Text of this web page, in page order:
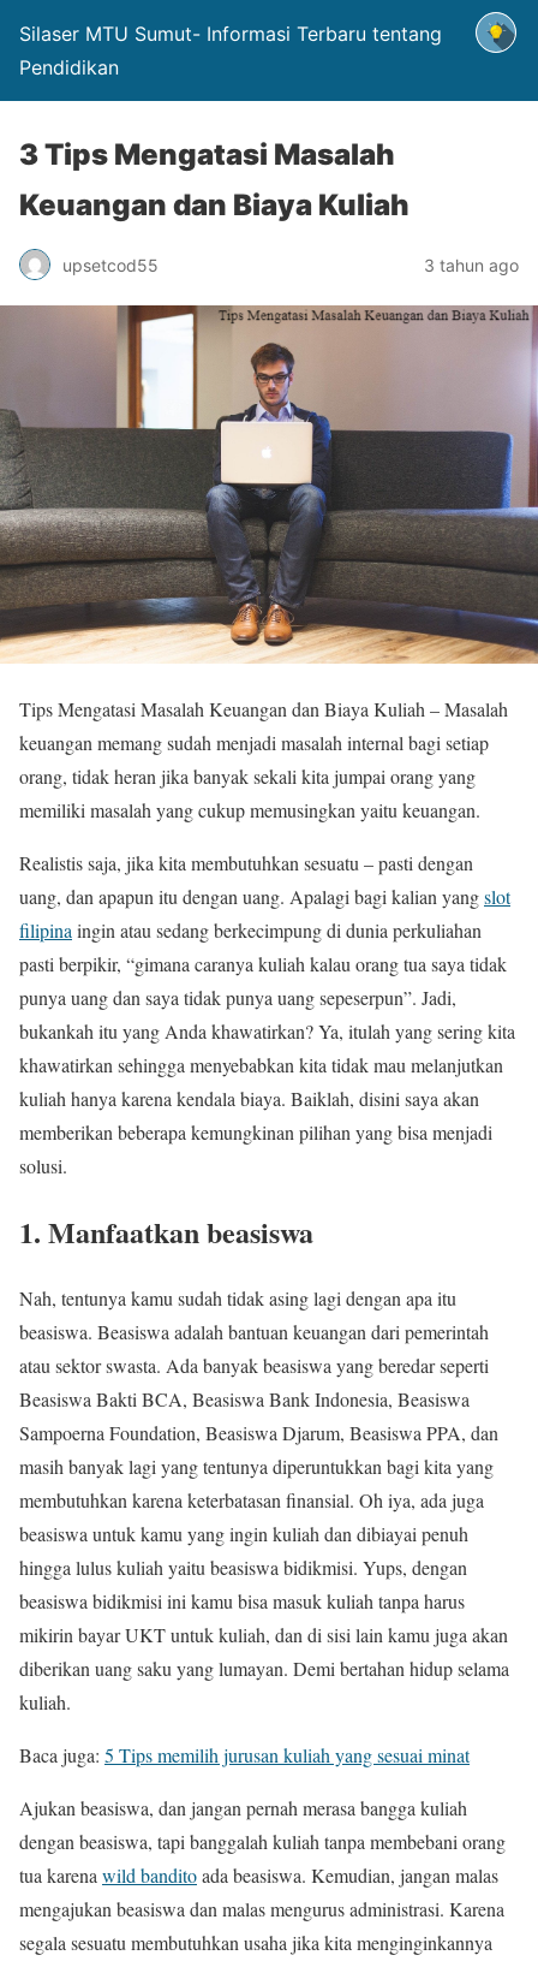
Silaser MTU Sumut- Informasi Terbaru tentang
Pendidikan
3 Tips Mengatasi Masalah
Keuangan dan Biaya Kuliah
upsetcod55 3 tahun ago
Tips Mengatasi Masalah Keuangan dan Biaya Kuliah – Masalah
keuangan memang sudah menjadi masalah internal bagi setiap
orang, tidak heran jika banyak sekali kita jumpai orang yang
memiliki masalah yang cukup memusingkan yaitu keuangan.
Realistis saja, jika kita membutuhkan sesuatu – pasti dengan
uang, dan apapun itu dengan uang. Apalagi bagi kalian yangslot
filipina ingin atau sedang berkecimpung di dunia perkuliahan
pasti berpikir, “gimana caranya kuliah kalau orang tua saya tidak
punya uang dan saya tidak punya uang sepeserpun”. Jadi,
bukankah itu yang Anda khawatirkan? Ya, itulah yang sering kita
khawatirkan sehingga menyebabkan kita tidak mau melanjutkan
kuliah hanya karena kendala biaya. Baiklah, disini saya akan
memberikan beberapa kemungkinan pilihan yang bisa menjadi
solusi.
1. Manfaatkan beasiswa
Nah, tentunya kamu sudah tidak asing lagi dengan apa itu
beasiswa. Beasiswa adalah bantuan keuangan dari pemerintah
atau sektor swasta. Ada banyak beasiswa yang beredar seperti
Beasiswa Bakti BCA, Beasiswa Bank Indonesia, Beasiswa
Sampoerna Foundation, Beasiswa Djarum, Beasiswa PPA, dan
masih banyak lagi yang tentunya diperuntukkan bagi kita yang
membutuhkan karena keterbatasan finansial. Oh iya, ada juga
beasiswa untuk kamu yang ingin kuliah dan dibiayai penuh
hingga lulus kuliah yaitu beasiswa bidikmisi. Yups, dengan
beasiswa bidikmisi ini kamu bisa masuk kuliah tanpa harus
mikirin bayar UKT untuk kuliah, dan di sisi lain kamu juga akan
diberikan uang saku yang lumayan. Demi bertahan hidup selama
kuliah.
Baca juga: 5 Tips memilih jurusan kuliah yang sesuai minat
Ajukan beasiswa, dan jangan pernah merasa bangga kuliah
dengan beasiswa, tapi banggalah kuliah tanpa membebani orang
tua karena wild banditoada beasiswa. Kemudian, jangan malas
mengajukan beasiswa dan malas mengurus administrasi. Karena
segala sesuatu membutuhkan usaha jika kita menginginkannya